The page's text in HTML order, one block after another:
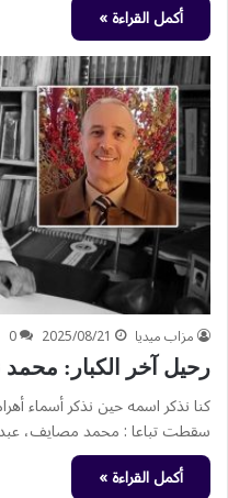
أكمل القراءة »
مزاب ميديا 2025/08/21
0
رحيل آخر الكبار: محمد ناصر
كنا نذكر اسمه حين نذكر أسماء
سقطت تباعا : محمد مصايف، عبد
أكمل القراءة »